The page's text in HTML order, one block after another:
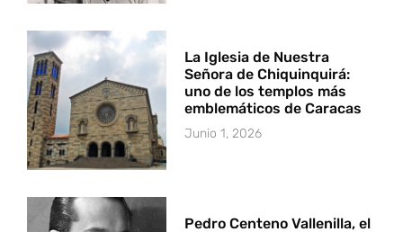
La Iglesia de Nuestra
Señora de Chiquinquirá:
uno de los templos más
emblemáticos de Caracas
Junio 1, 2026
Pedro Centeno Vallenilla, el